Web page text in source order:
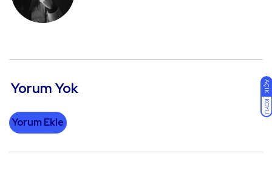
AÇIK
KOYU
Yorum Yok
Yorum Ekle